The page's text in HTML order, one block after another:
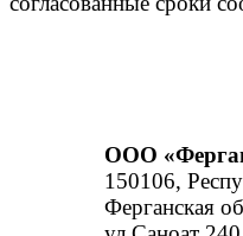
ООО
150106,
Ферганская